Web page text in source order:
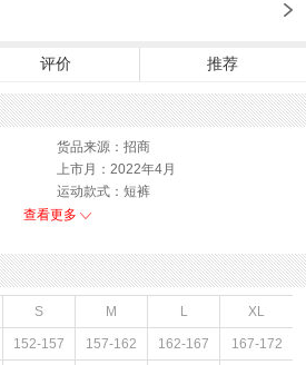
评价 推荐
货品来源：招商
上市月：2022年4月
运动款式：短裤
销售季：22Q2
查看更多
S M L XL
152-157 157-162 162-167 167-172